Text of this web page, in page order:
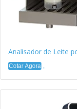
Analisador de Leite
Cotar Agora